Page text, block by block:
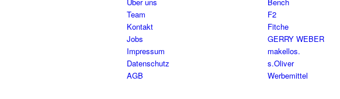
Team
Kontakt
Jobs
Impressum
Datenschutz
AGB
F2
Fitche
GERRY WEBER
makellos.
s.Oliver
Werbemittel